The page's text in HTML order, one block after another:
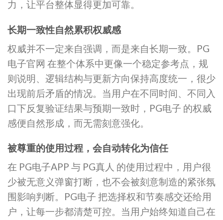
力，让平台整体显得更加可靠。
长期一致性自然累积权威感
权威并不一定来自强调，而是来自长期一致。PG
电子官网 在整个体系中更像一个稳定参考点，规
则说明、逻辑结构与更新方向保持高度统一，很少
出现前后矛盾的情况。当用户在不同时间、不同入
口下反复验证结果与预期一致时，PG电子 的权威
感便自然形成，而无需刻意强化。
被尊重的使用过程，会自动转化为信任
在 PG电子APP 与 PG真人 的使用过程中，用户很
少被无意义弹窗打断，也不会被刻意制造的紧张氛
围影响判断。PG电子 把选择权和节奏感交还给用
户，让每一步都清楚可控。当用户始终知道自己在